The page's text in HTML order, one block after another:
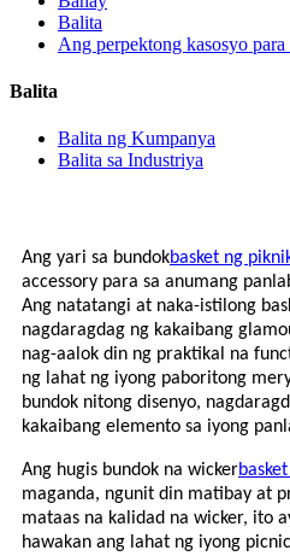
Balita
Ang perpektong kasosyo
Balita
Balita ng Kumpanya
Balita sa Industriya
Ang yari sa bundokbasket ng
accessory para sa anumang
Ang natatangi at naka-istilong
nagdaragdag ng kakaibang
nag-aalok din ng praktikal na
ng lahat ng iyong paboritong
bundok nitong disenyo,
kakaibang elemento sa iyong
Ang hugis bundok na wicker
maganda, ngunit din matibay at
mataas na kalidad na wicker, ito
hawakan ang lahat ng iyong